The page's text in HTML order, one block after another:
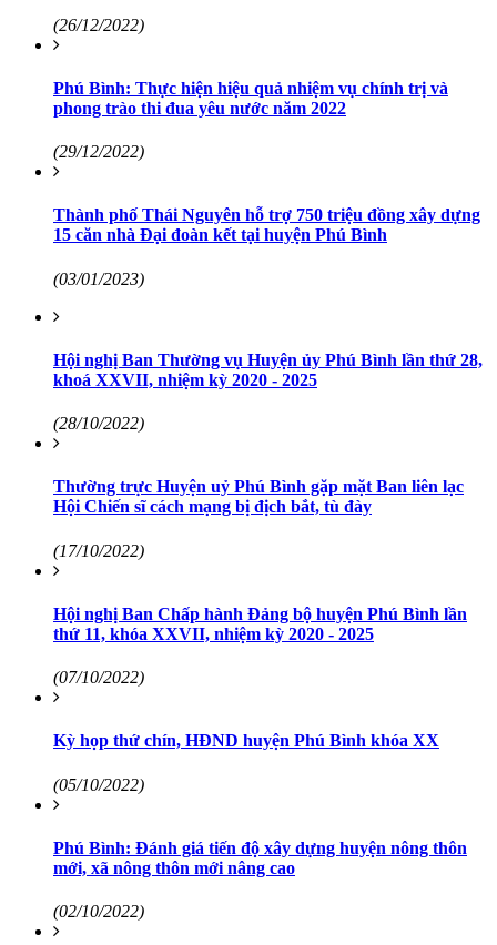
(26/12/2022)
Phú Bình: Thực hiện hiệu quả nhiệm vụ chính trị và
phong trào thi đua yêu nước năm 2022
(29/12/2022)
Thành phố Thái Nguyên hỗ trợ 750 triệu đồng xây dựng
15 căn nhà Đại đoàn kết tại huyện Phú Bình
(03/01/2023)
Hội nghị Ban Thường vụ Huyện ủy Phú Bình lần thứ 28,
khoá XXVII, nhiệm kỳ 2020 - 2025
(28/10/2022)
Thường trực Huyện uỷ Phú Bình gặp mặt Ban liên lạc
Hội Chiến sĩ cách mạng bị địch bắt, tù đày
(17/10/2022)
Hội nghị Ban Chấp hành Đảng bộ huyện Phú Bình lần
thứ 11, khóa XXVII, nhiệm kỳ 2020 - 2025
(07/10/2022)
Kỳ họp thứ chín, HĐND huyện Phú Bình khóa XX
(05/10/2022)
Phú Bình: Đánh giá tiến độ xây dựng huyện nông thôn
mới, xã nông thôn mới nâng cao
(02/10/2022)